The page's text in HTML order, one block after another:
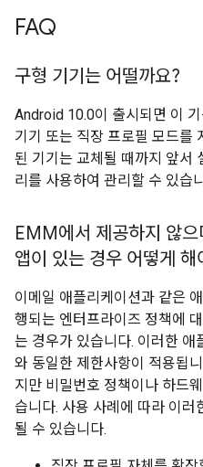
FAQ
구형 기기는 어떨까요?
Android 10.0이 출시되면 이
기기 또는 직장 프로필 모드를
된 기기는 교체될 때까지 앞서
리를 사용하여 관리할 수 있습
EMM에서 제공하지 않
앱이 있는 경우 어떻게 해
이메일 애플리케이션과 같은
행되는 엔터프라이즈 정책에
는 경우가 있습니다. 이러한 애
와 동일한 제한사항이 적용됩
지만 비밀번호 정책이나 하드
습니다. 사용 사례에 따라 이러
될 수 있습니다.